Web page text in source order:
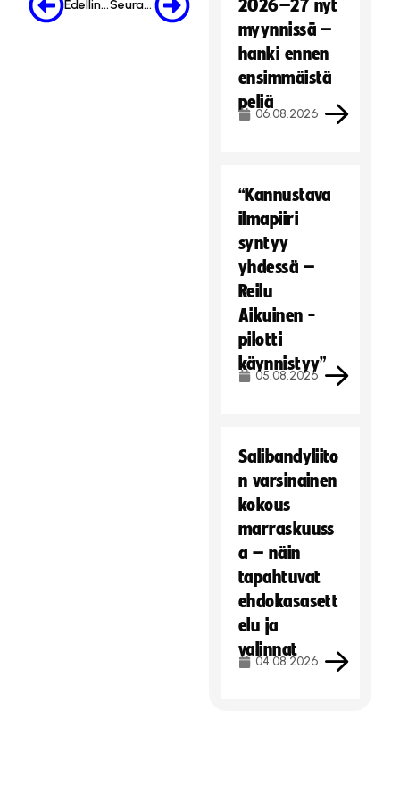
Edellinen Seuraava
2026–27 nyt
myynnissä –
hanki ennen
ensimmäistä
peliä
06.08.2026
“Kannustava
ilmapiiri
syntyy
yhdessä –
Reilu
Aikuinen -
pilotti
käynnistyy”
05.08.2026
Salibandyliito
n varsinainen
kokous
marraskuuss
a – näin
tapahtuvat
ehdokasasett
elu ja
valinnat
04.08.2026